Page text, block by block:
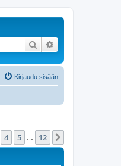
Etsi
Kirjaudu sisään
4 5 12